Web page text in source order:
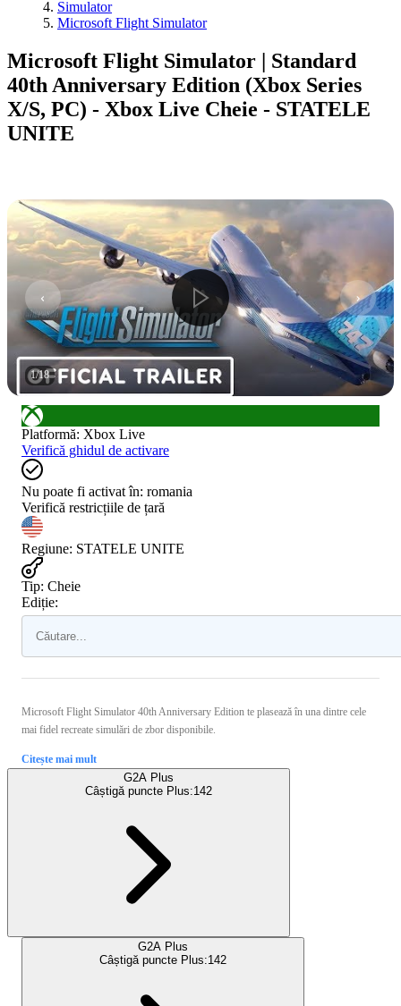
Simulator
Microsoft Flight Simulator
Microsoft Flight Simulator | Standard
40th Anniversary Edition (Xbox Series
X/S, PC) - Xbox Live Cheie - STATELE
UNITE
1/18
Platformă: Xbox Live
Verifică ghidul de activare
Nu poate fi activat în: romania
Verifică restricțiile de țară
Regiune: STATELE UNITE
Tip: Cheie
Ediție:
Microsoft Flight Simulator 40th Anniversary Edition te plasează în una dintre cele
mai fidel recreate simulări de zbor disponibile.
Citește mai mult
G2A Plus
Câștigă puncte Plus:142
G2A Plus
Câștigă puncte Plus:142